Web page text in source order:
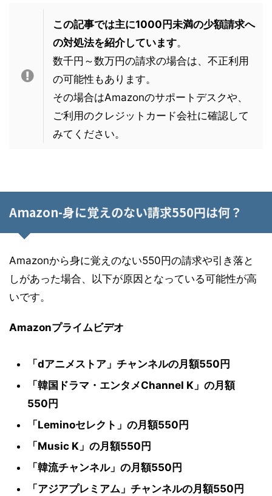
この記事では主に1000円未満の少額請求へ
の対処法を紹介しています。
数千円～数万円の請求の場合は、不正利用
の可能性もあります。
その場合はAmazonのサポートデスクや、
ご利用のクレジットカード会社に確認して
みてください。
Amazon-身に覚えのない請求550円は何？
Amazonから身に覚えのない550円の請求や引き落と
しがあった場合、以下が原因となっている可能性が高
いです。
Amazonプライムビデオ
「dアニメストア」チャンネルの月額550円
「韓国ドラマ・エンタメChannel K」の月額
550円
「Leminoセレクト」の月額550円
「Music K」の月額550円
「韓流チャンネル」の月額550円
「アジアプレミアム」チャンネルの月額550円